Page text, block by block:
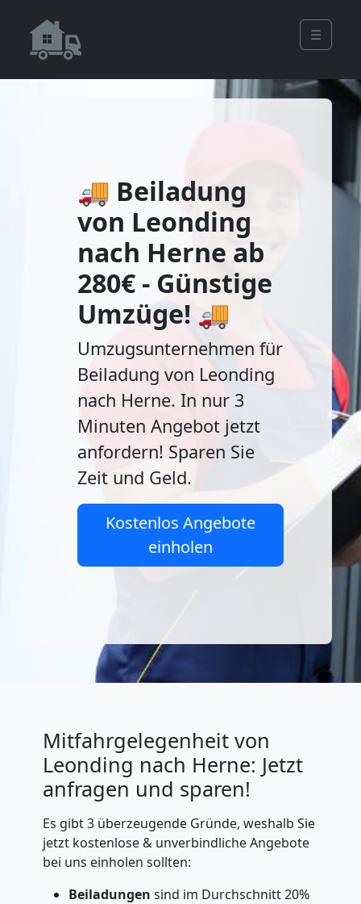
☰
🚚 Beiladung
von Leonding
nach Herne ab
280€ - Günstige
Umzüge! 🚚
Umzugsunternehmen für
Beiladung von Leonding
nach Herne. In nur 3
Minuten Angebot jetzt
anfordern! Sparen Sie
Zeit und Geld.
Kostenlos Angebote
einholen
Mitfahrgelegenheit von
Leonding nach Herne: Jetzt
anfragen und sparen!
Es gibt 3 überzeugende Gründe, weshalb Sie
jetzt kostenlose & unverbindliche Angebote
bei uns einholen sollten:
Beiladungen sind im Durchschnitt 20%